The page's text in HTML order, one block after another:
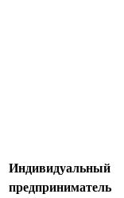
Индивидуальный
предприниматель